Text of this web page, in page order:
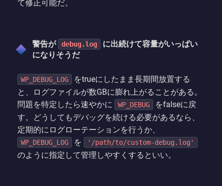
て修正可能だ。
警告が debug.log
に出続けて容量がいっぱい
になりそうだ
WP_DEBUG_LOG
をtrueにしたまま長期間放置する
と、ログファイルが数GBに膨れ上がることがある。
問題を特定したら速やかに
WP_DEBUG
をfalseに戻
す。どうしてもデバッグを続ける必要があるなら、
定期的にログローテーションを行うか、
WP_DEBUG_LOG を '/path/to/custom-debug.log'
のように指定して管理しやすくするといい。